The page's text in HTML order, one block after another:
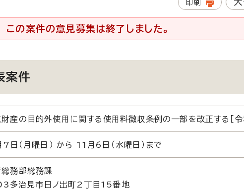
印刷
この案件の意見募集は終了しました。
案件
産の目的外使用に関する使用料徴収条例の一部を改正する［令
（月曜日） から 11月6日（水曜日）まで
務部総務課
治見市日ノ出町2丁目15番地